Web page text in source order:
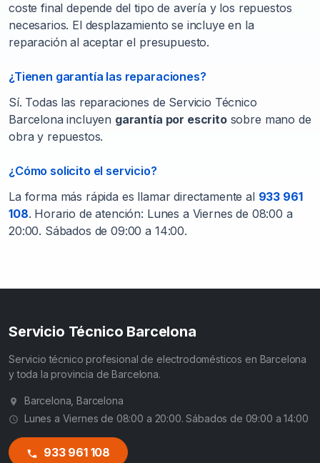
coste final depende del tipo de avería y los repuestos
necesarios. El desplazamiento se incluye en la
reparación al aceptar el presupuesto.
¿Tienen garantía las reparaciones?
Sí. Todas las reparaciones de Servicio Técnico
Barcelona incluyen garantía por escritosobre mano de
obra y repuestos.
¿Cómo solicito el servicio?
La forma más rápida es llamar directamente al 933 961
108. Horario de atención: Lunes a Viernes de 08:00 a
20:00. Sábados de 09:00 a 14:00.
Servicio Técnico Barcelona
Servicio técnico profesional de electrodomésticos en Barcelona
y toda la provincia de Barcelona.
Barcelona, Barcelona
Lunes a Viernes de 08:00 a 20:00. Sábados de 09:00 a 14:00
933 961 108